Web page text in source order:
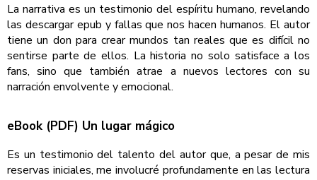
La narrativa es un testimonio del espíritu humano, revelando
las descargar epub y fallas que nos hacen humanos. El autor
tiene un don para crear mundos tan reales que es difícil no
sentirse parte de ellos. La historia no solo satisface a los
fans, sino que también atrae a nuevos lectores con su
narración envolvente y emocional.
eBook (PDF) Un lugar mágico
Es un testimonio del talento del autor que, a pesar de mis
reservas iniciales, me involucré profundamente en las lectura